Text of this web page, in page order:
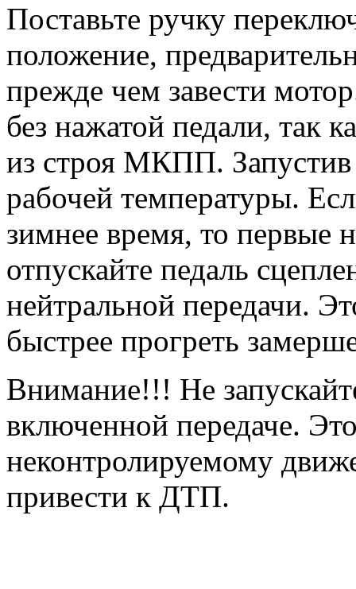
Поставьте ручку
положение,
прежде чем завести
без нажатой педали, так
из строя МКПП. Запустив
рабочей температуры.
зимнее время, то первые
отпускайте педаль
нейтральной передачи.
быстрее прогреть
Внимание!!! Не
включенной передаче.
неконтролируемому
привести к ДТП.